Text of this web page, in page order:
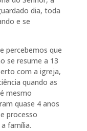
dia, toda
e se
percebemos que
se resume a 13
com a igreja,
quando as
mesmo
quase 4 anos
processo
família.